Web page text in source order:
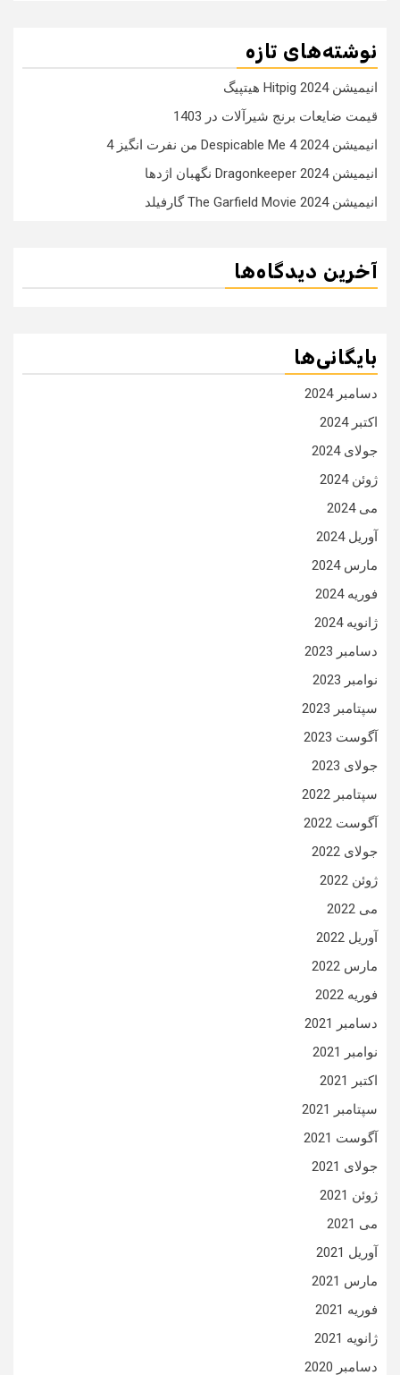
نوشته‌های تازه
انیمیشن Hitpig 2024 هیتپیگ
قیمت ضایعات برنج شیرآلات در 1403
انیمیشن Despicable Me 4 2024 من نفرت انگیز 4
انیمیشن Dragonkeeper 2024 نگهبان اژدها
انیمیشن The Garfield Movie 2024 گارفیلد
آخرین دیدگاه‌ها
بایگانی‌ها
دسامبر 2024
اکتبر 2024
جولای 2024
ژوئن 2024
می 2024
آوریل 2024
مارس 2024
فوریه 2024
ژانویه 2024
دسامبر 2023
نوامبر 2023
سپتامبر 2023
آگوست 2023
جولای 2023
سپتامبر 2022
آگوست 2022
جولای 2022
ژوئن 2022
می 2022
آوریل 2022
مارس 2022
فوریه 2022
دسامبر 2021
نوامبر 2021
اکتبر 2021
سپتامبر 2021
آگوست 2021
جولای 2021
ژوئن 2021
می 2021
آوریل 2021
مارس 2021
فوریه 2021
ژانویه 2021
دسامبر 2020